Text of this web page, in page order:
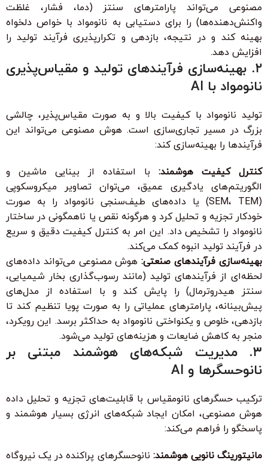
مصنوعی می‌تواند پارامترهای سنتز (دما، فشار، غلظت
واکنش‌دهنده‌ها) را برای دستیابی به نانومواد با خواص دلخواه
بهینه کند و در نتیجه، بازدهی و تکرارپذیری فرآیند تولید را
افزایش دهد.
۲. بهینه‌سازی فرآیندهای تولید و مقیاس‌پذیری
نانومواد با AI
تولید نانومواد با کیفیت بالا و به صورت مقیاس‌پذیر، چالشی
بزرگ در مسیر تجاری‌سازی است. هوش مصنوعی می‌تواند این
فرآیندها را بهینه‌سازی کند:
کنترل کیفیت هوشمند: با استفاده از بینایی ماشین و
الگوریتم‌های یادگیری عمیق، می‌توان تصاویر میکروسکوپی
(SEM، TEM) یا داده‌های طیف‌سنجی نانومواد را به صورت
خودکار تجزیه و تحلیل کرد و هرگونه نقص یا ناهمگونی در ساختار
نانومواد را تشخیص داد. این امر به کنترل کیفیت دقیق و سریع
در فرآیند تولید انبوه کمک می‌کند.
بهینه‌سازی فرآیندهای صنعتی:هوش مصنوعی می‌تواند داده‌های
لحظه‌ای از فرآیندهای تولید (مانند رسوب‌گذاری بخار شیمیایی،
سنتز هیدروترمال) را پایش کند و با استفاده از مدل‌های
پیش‌بینانه، پارامترهای عملیاتی را به صورت پویا تنظیم کند تا
بازدهی، خلوص و یکنواختی نانومواد به حداکثر برسد. این رویکرد،
منجر به کاهش ضایعات و هزینه‌های تولید می‌شود.
۳. مدیریت شبکه‌های هوشمند مبتنی بر
نانوحسگرها و AI
ترکیب حسگرهای نانومقیاس با قابلیت‌های تجزیه و تحلیل داده
هوش مصنوعی، امکان ایجاد شبکه‌های انرژی بسیار هوشمند و
پاسخگو را فراهم می‌کند:
مانیتورینگ نانویی هوشمند: نانوحسگرهای پراکنده در یک نیروگاه